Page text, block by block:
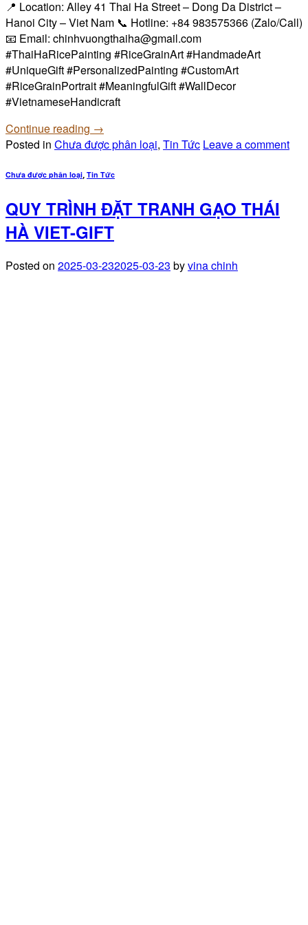
📍 Location: Alley 41 Thai Ha Street – Dong Da District –
Hanoi City – Viet Nam 📞 Hotline: +84 983575366 (Zalo/Call)
📧 Email: chinhvuongthaiha@gmail.com
#ThaiHaRicePainting #RiceGrainArt #HandmadeArt
#UniqueGift #PersonalizedPainting #CustomArt
#RiceGrainPortrait #MeaningfulGift #WallDecor
#VietnameseHandicraft
Continue reading →
Posted in Chưa được phân loại, Tin Tức Leave a comment
Chưa được phân loại, Tin Tức
QUY TRÌNH ĐẶT TRANH GẠO THÁI
HÀ VIET-GIFT
Posted on 2025-03-232025-03-23 byvina chinh